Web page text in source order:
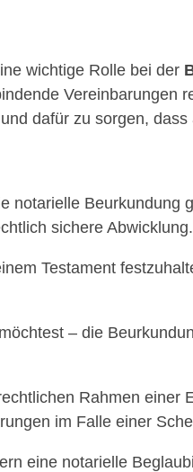
wichtige Rolle bei der
Vereinbarungen
dafür zu sorgen,
notarielle Beurkundung
sichere Abwicklung.
Testament
– die
Rahmen einer
im Falle einer
eine notarielle